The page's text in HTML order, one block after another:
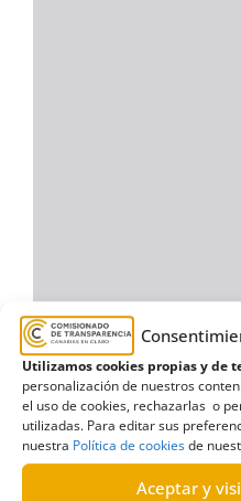
Utilizamos cookies propias y de
personalización de nuestros
el uso de cookies, rechazarlas o
utilizadas. Para editar sus
nuestra Política de cookiesde
Aceptar y